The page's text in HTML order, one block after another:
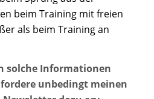
beim Training mit freien
als beim Training an
solche Informationen
unbedingt meinen